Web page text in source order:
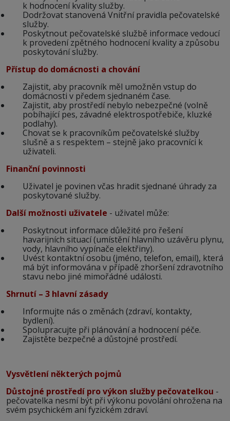
k hodnocení kvality služby.
Dodržovat stanovená Vnitřní pravidla pečovatelské
služby.
Poskytnout pečovatelské službě informace vedoucí
k provedení zpětného hodnocení kvality a způsobu
poskytování služby.
Přístup do domácnosti a chování
Zajistit, aby pracovník měl umožněn vstup do
domácnosti v předem sjednaném čase.
Zajistit, aby prostředí nebylo nebezpečné (volně
pobíhající pes, závadné elektrospotřebiče, kluzké
podlahy).
Chovat se k pracovníkům pečovatelské služby
slušně a s respektem – stejně jako pracovníci k
uživateli.
Finanční povinnosti
Uživatel je povinen včas hradit sjednané úhrady za
poskytované služby.
Další možnosti uživatele - uživatel může:
Poskytnout informace důležité pro řešení
havarijních situací (umístění hlavního uzávěru plynu,
vody, hlavního vypínače elektřiny).
Uvést kontaktní osobu (jméno, telefon, email), která
má být informována v případě zhoršení zdravotního
stavu nebo jiné mimořádné události.
Shrnutí – 3 hlavní zásady
Informujte nás o změnách (zdraví, kontakty,
bydlení).
Spolupracujte při plánování a hodnocení péče.
Zajistěte bezpečné a důstojné prostředí.
Vysvětlení některých pojmů
Důstojné prostředí pro výkon služby pečovatelkou -
pečovatelka nesmí být při výkonu povolání ohrožena na
svém psychickém ani fyzickém zdraví.